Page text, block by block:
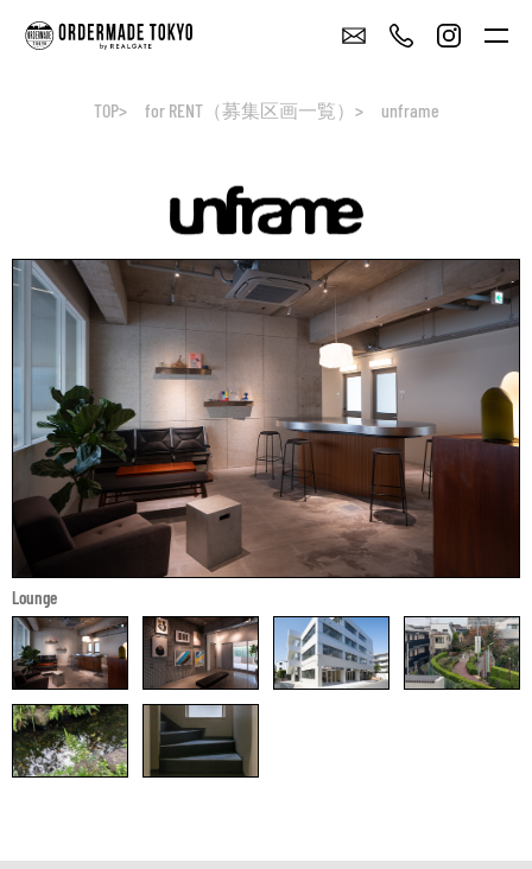
TOP for RENT（募集区画一覧） unframe
Lounge